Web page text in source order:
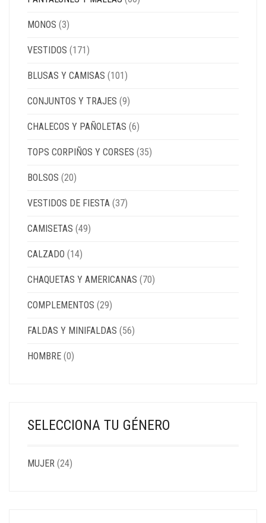
MONOS (3)
VESTIDOS (171)
BLUSAS Y CAMISAS (101)
CONJUNTOS Y TRAJES (9)
CHALECOS Y PAÑOLETAS (6)
TOPS CORPIÑOS Y CORSES (35)
BOLSOS (20)
VESTIDOS DE FIESTA (37)
CAMISETAS (49)
CALZADO (14)
CHAQUETAS Y AMERICANAS (70)
COMPLEMENTOS (29)
FALDAS Y MINIFALDAS (56)
HOMBRE (0)
SELECCIONA TU GÉNERO
MUJER (24)